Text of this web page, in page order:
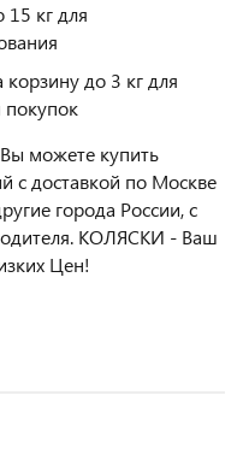
15 кг для
до 3 кг для
покупок
можете купить
с доставкой по Москве
города России, с
КОЛЯСКИ - Ваш
Цен!